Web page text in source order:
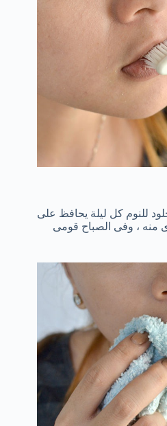
للنوم كل ليلة يحافظ على
منه ، وفى الصباح قومى